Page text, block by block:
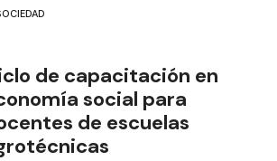
de capacitación en
social para
de escuelas